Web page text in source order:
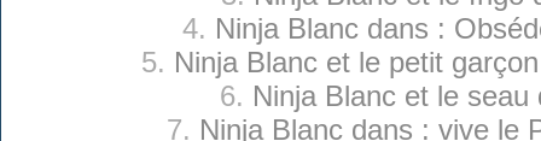
4. Ninja Blanc dans :
5. Ninja Blanc et le petit
6. Ninja Blanc et le seau
7. Ninja Blanc dans : vive le